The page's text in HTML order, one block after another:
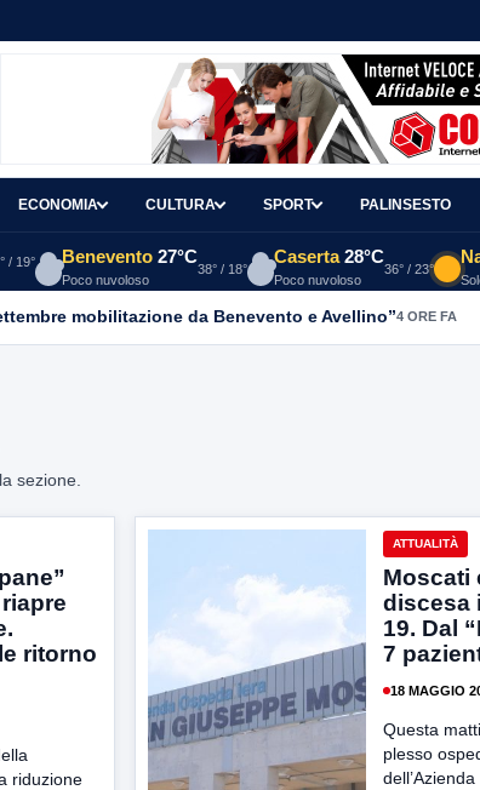
ECONOMIA CULTURA SPORT PALINSESTO
/ 19° Benevento 27°C
Poco nuvoloso
38° / 18°
Caserta 28°C
Poco nuvoloso
36° / 23°
mobilitazione da Benevento e Avellino”4 ORE FA
sezione.
ritorno
riduzione
ATTUALITÀ
Moscati
discesa
19. Dal
7
18 MAGGIO
Questa
plesso